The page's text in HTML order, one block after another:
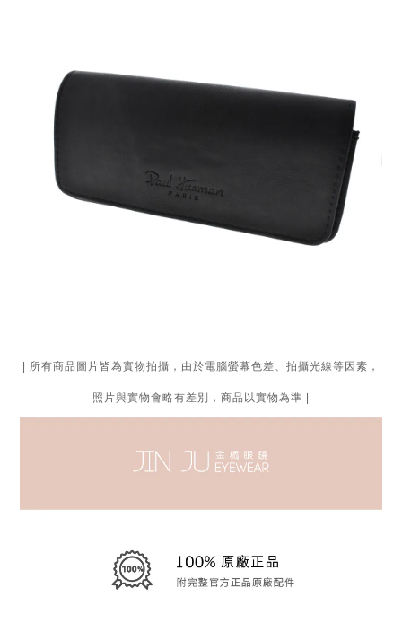
| 所有商品圖片皆為實物拍攝，由於電腦螢幕色差、拍攝光線等因素，
照片與實物會略有差別，商品以實物為準 |